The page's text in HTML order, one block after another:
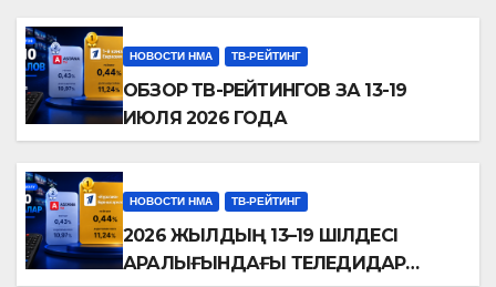
НОВОСТИ НМА ТВ-РЕЙТИНГ
ОБЗОР ТВ-РЕЙТИНГОВ ЗА 13-19
ИЮЛЯ 2026 ГОДА
НОВОСТИ НМА ТВ-РЕЙТИНГ
2026 ЖЫЛДЫҢ 13–19 ШІЛДЕСІ
АРАЛЫҒЫНДАҒЫ ТЕЛЕДИДАР